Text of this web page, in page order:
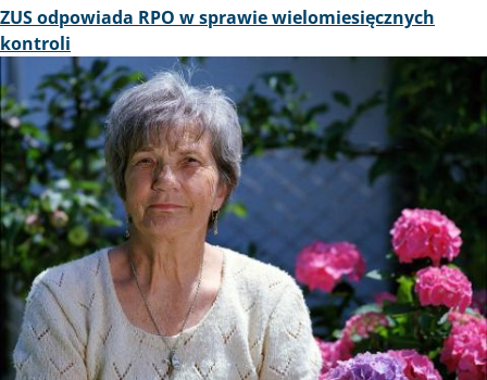
ZUS odpowiada RPO w sprawie wielomiesięcznych
kontroli
Obraz